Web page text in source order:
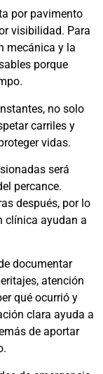
por pavimento
visibilidad. Para
mecánica y la
porque
no solo
carriles y
vidas.
será
percance.
después, por lo
clínica ayudan a
documentar
atención
qué ocurrió y
clara ayuda a
de aportar